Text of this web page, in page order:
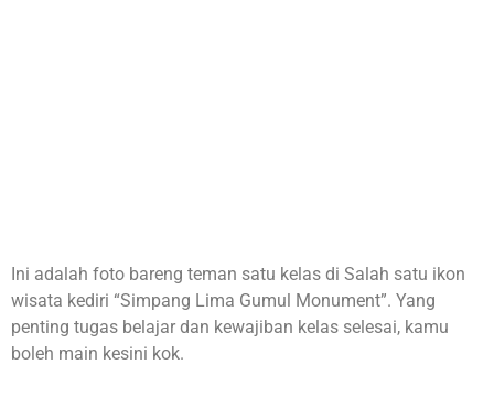
Ini adalah foto bareng teman satu kelas di Salah satu ikon
wisata kediri “Simpang Lima Gumul Monument”. Yang
penting tugas belajar dan kewajiban kelas selesai, kamu
boleh main kesini kok.